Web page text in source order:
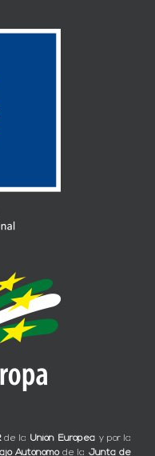
de la Unión Europea y por la
Autónomode la Junta de